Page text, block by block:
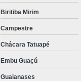
Biritiba Mirim
Campestre
Chácara Tatuapé
Embu Guaçú
Guaianases